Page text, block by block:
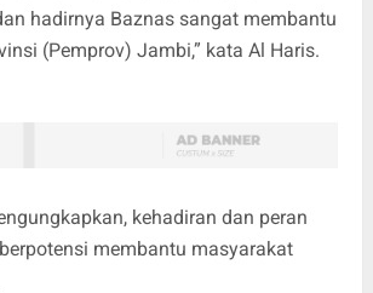
hadirnya Baznas sangat membantu
(Pemprov) Jambi,” kata Al Haris.
kehadiran dan peran
membantu masyarakat